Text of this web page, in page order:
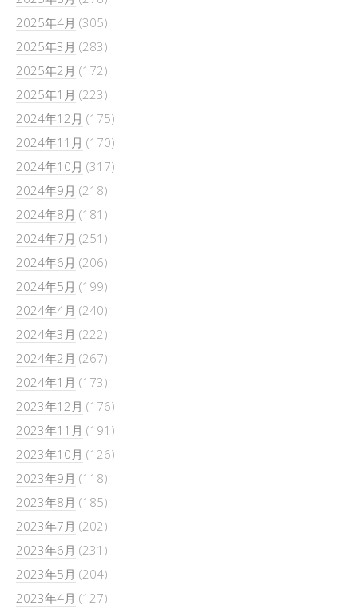
2025年4月 (305)
2025年3月 (283)
2025年2月 (172)
2025年1月 (223)
2024年12月 (175)
2024年11月 (170)
2024年10月 (317)
2024年9月 (218)
2024年8月 (181)
2024年7月 (251)
2024年6月 (206)
2024年5月 (199)
2024年4月 (240)
2024年3月 (222)
2024年2月 (267)
2024年1月 (173)
2023年12月 (176)
2023年11月 (191)
2023年10月 (126)
2023年9月 (118)
2023年8月 (185)
2023年7月 (202)
2023年6月 (231)
2023年5月 (204)
2023年4月 (127)